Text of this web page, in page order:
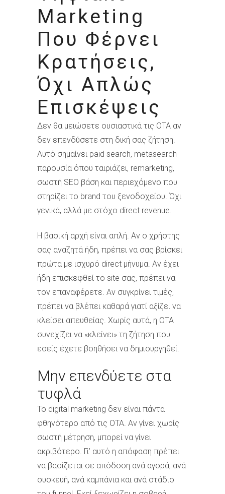
Marketing
Που Φέρνει
Κρατήσεις,
Όχι Απλώς
Επισκέψεις
Δεν θα μειώσετε ουσιαστικά τις OTA αν
δεν επενδύσετε στη δική σας ζήτηση.
Αυτό σημαίνει paid search, metasearch
παρουσία όπου ταιριάζει, remarketing,
σωστή SEO βάση και περιεχόμενο που
στηρίζει το brand του ξενοδοχείου. Όχι
γενικά, αλλά με στόχο direct revenue.
Η βασική αρχή είναι απλή. Αν ο χρήστης
σας αναζητά ήδη, πρέπει να σας βρίσκει
πρώτα με ισχυρό direct μήνυμα. Αν έχει
ήδη επισκεφθεί το site σας, πρέπει να
τον επαναφέρετε. Αν συγκρίνει τιμές,
πρέπει να βλέπει καθαρά γιατί αξίζει να
κλείσει απευθείας. Χωρίς αυτά, η OTA
συνεχίζει να «κλείνει» τη ζήτηση που
εσείς έχετε βοηθήσει να δημιουργηθεί.
Μην επενδύετε στα
τυφλά
Το digital marketing δεν είναι πάντα
φθηνότερο από τις OTA. Αν γίνει χωρίς
σωστή μέτρηση, μπορεί να γίνει
ακριβότερο. Γι’ αυτό η απόφαση πρέπει
να βασίζεται σε απόδοση ανά αγορά, ανά
συσκευή, ανά καμπάνια και ανά στάδιο